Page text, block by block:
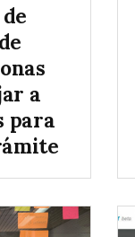
a
para